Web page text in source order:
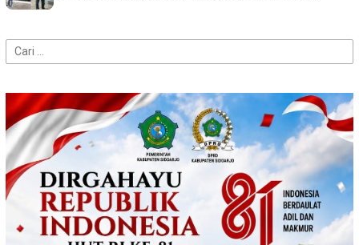
Cari
untuk: